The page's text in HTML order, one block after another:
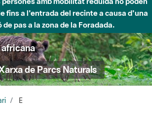
fins a l'entrada del recinte a causa d'una
pas a la zona de la Foradada.
de Parcs Naturals
E